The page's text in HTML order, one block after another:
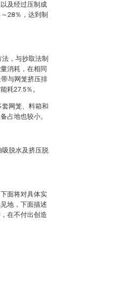
及经过压制成
28％，达到制
，与抄取法制
消耗，在相同
与网笼挤压排
耗27.5％。
网笼、料箱和
占地也较小。
脱水及挤压脱
面将对具体实
地，下面描述
在不付出创造